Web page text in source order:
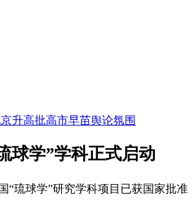
升高批高市早苗舆论氛围
球学”学科正式启动
“琉球学”研究学科项目已获国家批准